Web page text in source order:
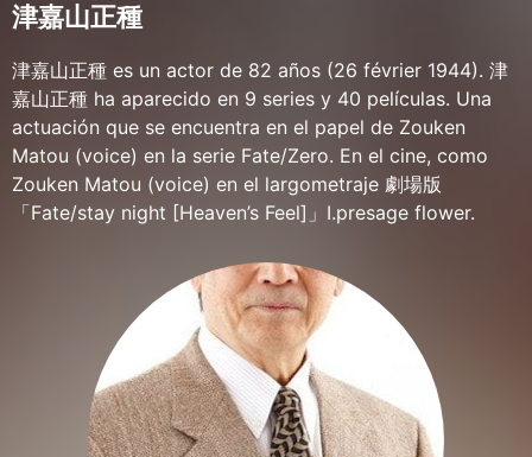
津嘉山正種
津嘉山正種 es un actor de 82 años (26 février 1944). 津
嘉山正種 ha aparecido en 9 series y 40 películas. Una
actuación que se encuentra en el papel de Zouken
Matou (voice) en la serie Fate/Zero. En el cine, como
Zouken Matou (voice) en el largometraje 劇場版
「Fate/stay night [Heaven’s Feel]」Ⅰ.presage flower.